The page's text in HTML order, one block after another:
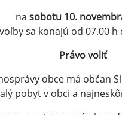
na sobotu 10.
voľby sa konajú od 07.00 h
Právo voliť
obce má občan
pobyt v obci a